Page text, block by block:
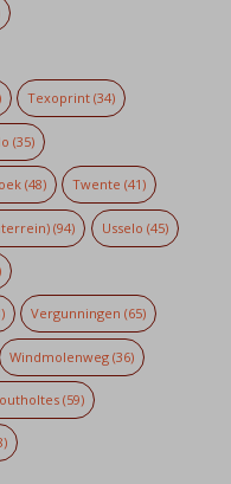
Texoprint (34)
(35)
(48) Twente (41)
(94) Usselo (45)
Vergunningen (65)
Windmolenweg(36)
(59)